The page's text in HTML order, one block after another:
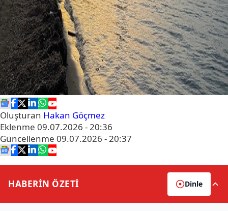
Oluşturan Hakan Göçmez
Eklenme 09.07.2026 - 20:36
Güncellenme 09.07.2026 - 20:37
HABERİN ÖZETİ Dinle